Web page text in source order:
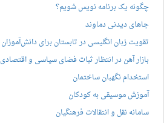
چگونه یک برنامه نویس شویم؟
جاهای دیدنی دماوند
تقویت زبان انگلیسی در تابستان برای دانش‌آموزان
بازار آهن در انتظار ثبات فضای سیاسی و اقتصادی
استخدام نگهبان ساختمان
آموزش موسیقی به کودکان
سامانه نقل و انتقالات فرهنگیان